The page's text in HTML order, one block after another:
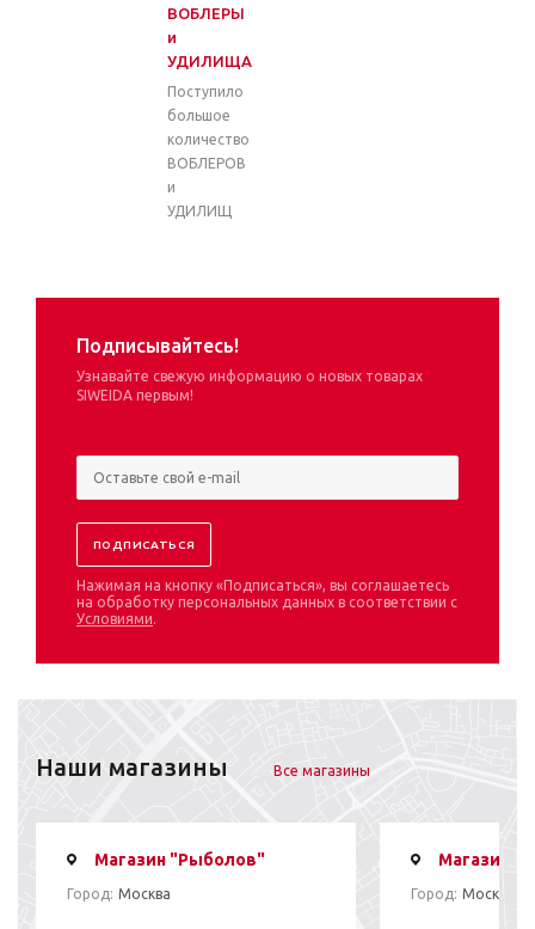
ВОБЛЕРЫ
и
УДИЛИЩА
Поступило
большое
количество
ВОБЛЕРОВ
и
УДИЛИЩ
Подписывайтесь!
Узнавайте свежую информацию о новых товарах
SIWEIDA первым!
Нажимая на кнопку «Подписаться», вы соглашаетесь
на обработку персональных данных в соответствии с
Условиями.
Наши магазины Все магазины
Магазин "Рыболов"
Город: Москва
Магазин
Город: Москва